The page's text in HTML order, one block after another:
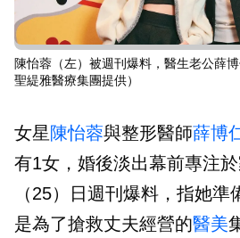
陳怡蓉（左）被週刊爆料，醫生老公薛
聖緹雅醫療集團提供）
女星陳怡蓉與整形醫師薛博
有1女，婚後淡出幕前專注
（25）日週刊爆料，指她準
是為了搶救丈夫經營的醫美